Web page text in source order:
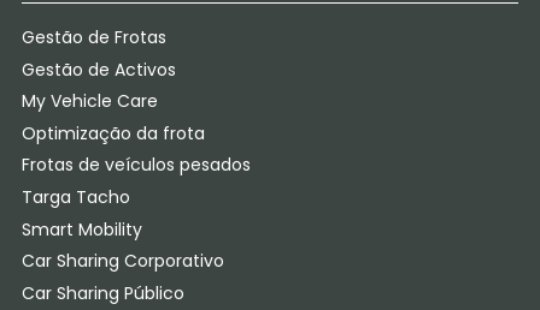
Gestão de Frotas
Gestão de Activos
My Vehicle Care
Optimização da frota
Frotas de veículos pesados
Targa Tacho
Smart Mobility
Car Sharing Corporativo
Car Sharing Público